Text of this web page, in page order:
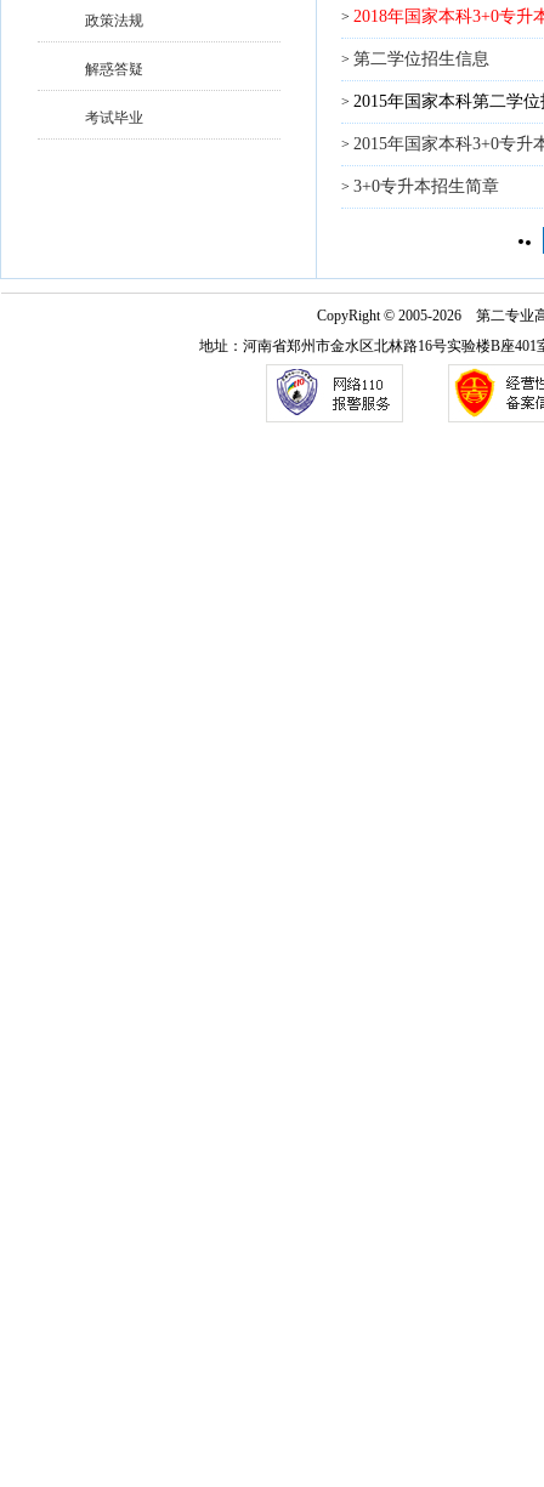
政策法规
解惑答疑
考试毕业
> 2018年国家本科3+0专升
> 第二学位招生信息
> 2015年国家本科第二学
> 2015年国家本科3+0专升
> 3+0专升本招生简章
CopyRight ©2005-2026 第二专业
地址：河南省郑州市金水区北林路16号实验楼B座